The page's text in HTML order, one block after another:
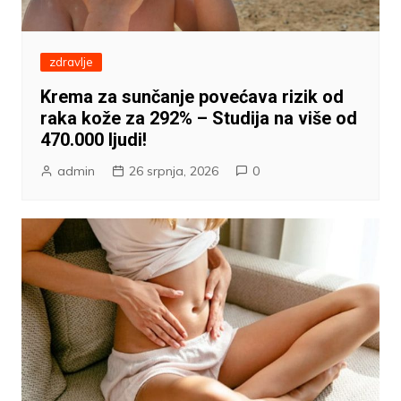
zdravlje
Krema za sunčanje povećava rizik od
raka kože za 292% – Studija na više od
470.000 ljudi!
admin 26 srpnja, 2026 0